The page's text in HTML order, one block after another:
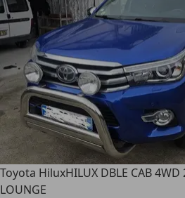
Toyota HiluxHILUX DBLE CAB
LOUNGE